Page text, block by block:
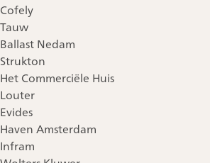
Cofely
Tauw
Ballast Nedam
Strukton
Het Commerciële Huis
Louter
Evides
Haven Amsterdam
Infram